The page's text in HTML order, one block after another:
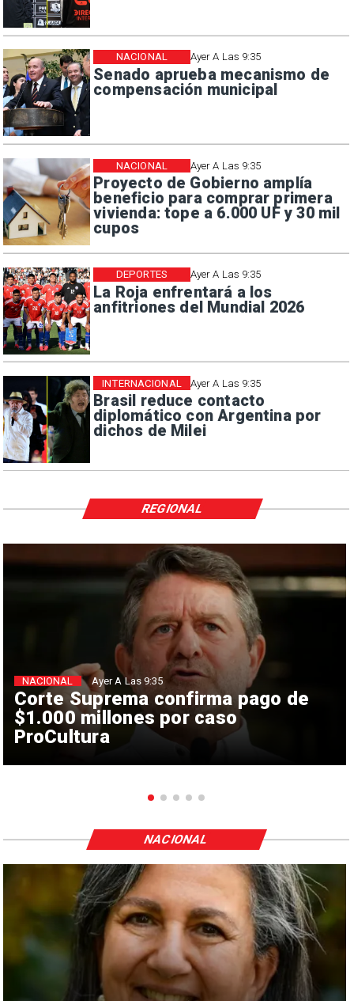
Ayer A Las 9:35
Senado aprueba mecanismo de
compensación municipal
NACIONAL
Ayer A Las 9:35
Proyecto de Gobierno amplía
beneficio para comprar primera
vivienda: tope a 6.000 UF y 30 mil
cupos
NACIONAL
Ayer A Las 9:35
La Roja enfrentará a los
anfitriones del Mundial 2026
DEPORTES
Ayer A Las 9:35
Brasil reduce contacto
diplomático con Argentina por
dichos de Milei
INTERNACIONAL
Corte Suprema confirma pago de
$1.000 millones por caso
ProCultura
NACIONAL Ayer A Las 9:35
REGIONAL
NACIONAL